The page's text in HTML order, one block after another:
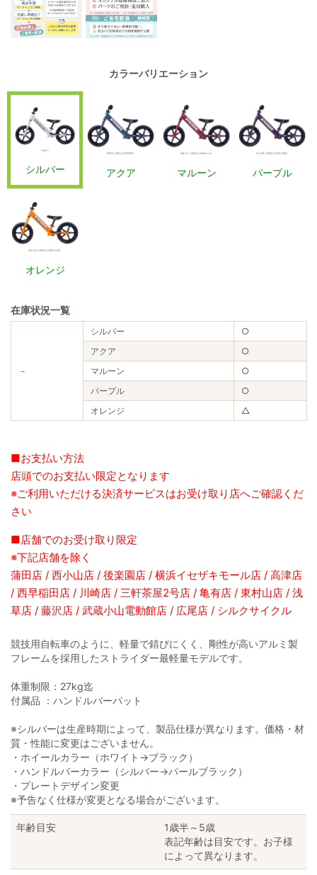
カラーバリエーション
シルバー アクア マルーン パープル
オレンジ
在庫状況一覧
－
シルバー
○
アクア
○
マルーン
○
パープル
○
オレンジ
△
■お支払い方法
店頭でのお支払い限定となります
※ご利用いただける決済サービスはお受け取り店へご確認くだ
さい
■店舗でのお受け取り限定
※下記店舗を除く
蒲田店 / 西小山店 / 後楽園店 / 横浜イセザキモール店 / 高津店
/ 西早稲田店 / 川崎店 / 三軒茶屋2号店 / 亀有店 / 東村山店 / 浅
草店 / 藤沢店 / 武蔵小山電動館店 / 広尾店 / シルクサイクル
競技用自転車のように、軽量で錆びにくく、剛性が高いアルミ製
フレームを採用したストライダー最軽量モデルです。
体重制限：27kg迄
付属品 ：ハンドルバーパット
※シルバーは生産時期によって、製品仕様が異なります。価格・材
質・性能に変更はございません。
・ホイールカラー（ホワイト→ブラック）
・ハンドルバーカラー（シルバー→パールブラック）
・プレートデザイン変更
※予告なく仕様が変更となる場合がございます。
年齢目安
1歳半～5歳
表記年齢は目安です。お子様
によって異なります。